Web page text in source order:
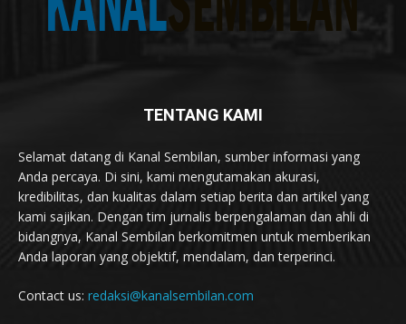
TENTANG KAMI
Selamat datang di Kanal Sembilan, sumber informasi yang
Anda percaya. Di sini, kami mengutamakan akurasi,
kredibilitas, dan kualitas dalam setiap berita dan artikel yang
kami sajikan. Dengan tim jurnalis berpengalaman dan ahli di
bidangnya, Kanal Sembilan berkomitmen untuk memberikan
Anda laporan yang objektif, mendalam, dan terperinci.
Contact us: redaksi@kanalsembilan.com